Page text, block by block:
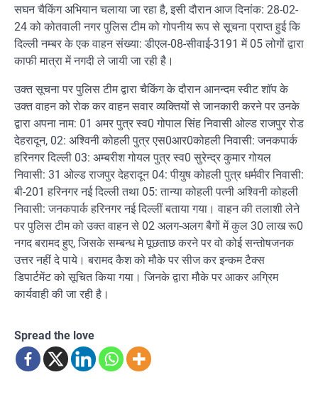
सघन चैकिंग अभियान चलाया जा रहा है, इसी दौरान आज दिनांक: 28-02-
24 को कोतवाली नगर पुलिस टीम को गोपनीय रूप से सूचना प्राप्त हुई कि
दिल्ली नम्बर के एक वाहन संख्या: डीएल-08-सीवाई-3191 में 05 लोगों द्वारा
काफी मात्रा में नगदी ले जायी जा रही है।
उक्त सूचना पर पुलिस टीम द्वारा चैकिंग के दौरान आनन्दम स्वीट शाॅप के
उक्त वाहन को रोक कर वाहन सवार व्यक्तियों से जानकारी करने पर उनके
द्वारा अपना नाम: 01 अमर पुत्र स्व0 गोपाल सिंह निवासी ओल्ड राजपुर रोड
देहरादून, 02: अश्विनी कोहली पुत्र एस0आर0कोहली निवासी: जनकपार्क
हरिनगर दिल्ली 03: अम्बरीश गोयल पुत्र स्व0 सुरेन्द्र कुमार गोयल
निवासी: 31 ओल्ड राजपुर देहरादून 04: पीयुष कोहली पुत्र धर्मवीर निवासी:
बी-201 हरिनगर नई दिल्ली तथा 05: तान्या कोहली पत्नी अश्विनी कोहली
निवासी: जनकपार्क हरिनगर नई दिल्लीं बताया गया। वाहन की तलाशी लेने
पर पुलिस टीम को उक्त वाहन से 02 अलग-अलग बैगों में कुल 30 लाख रू0
नगद बरामद हुए, जिसके सम्बन्ध मे पूछताछ करने पर वो कोई सन्तोषजनक
उत्तर नहीं दे पाये। बरामद कैश को मौके पर सीज कर इन्कम टैक्स
डिपार्टमेंट को सूचित किया गया। जिनके द्वारा मौके पर आकर अग्रिम
कार्यवाही की जा रही है।
Spread the love